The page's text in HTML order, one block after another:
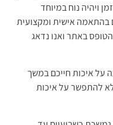
ויהיה נוח במיוחד
בהתאמה אישית ומקצועית
באתר ואנו נדאג
על איכות חייכם במשך
להתפשר על איכות